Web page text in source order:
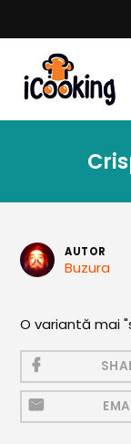
Toate
Aperitive
Aperitive
Aperitive
Mezeluri
AUTOR
Buzura
O variantă mai